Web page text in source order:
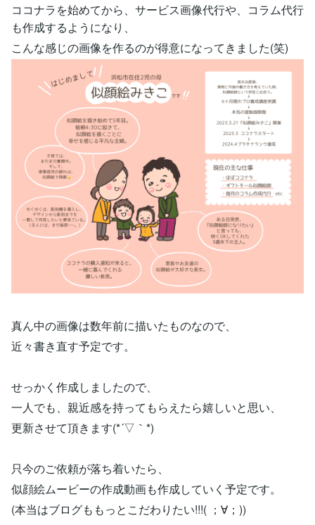
ココナラを始めてから、サービス画像代行や、コラム代行
も作成するようになり、
こんな感じの画像を作るのが得意になってきました(笑)
真ん中の画像は数年前に描いたものなので、
近々書き直す予定です。
せっかく作成しましたので、
一人でも、親近感を持ってもらえたら嬉しいと思い、
更新させて頂きます(*´▽｀*)
只今のご依頼が落ち着いたら、
似顔絵ムービーの作成動画も作成していく予定です。
(本当はブログももっとこだわりたい!!!( ；∀；))